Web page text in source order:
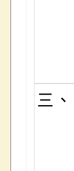
三、